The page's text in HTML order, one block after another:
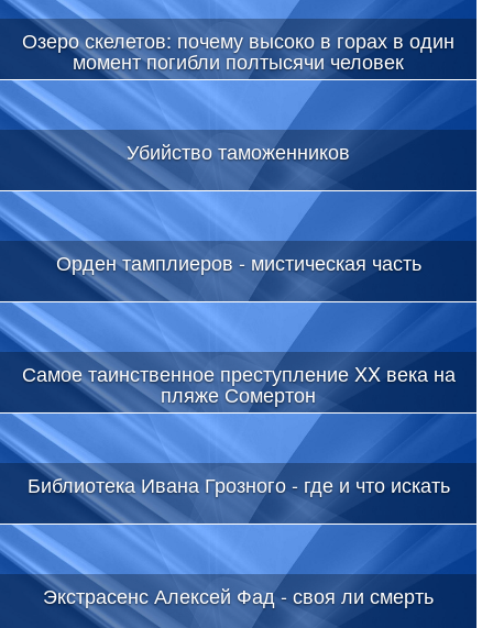
Озеро скелетов: почему высоко в горах в один
момент погибли полтысячи человек
Убийство таможенников
Орден тамплиеров - мистическая часть
Самое таинственное преступление XX века на
пляже Сомертон
Библиотека Ивана Грозного - где и что искать
Экстрасенс Алексей Фад - своя ли смерть